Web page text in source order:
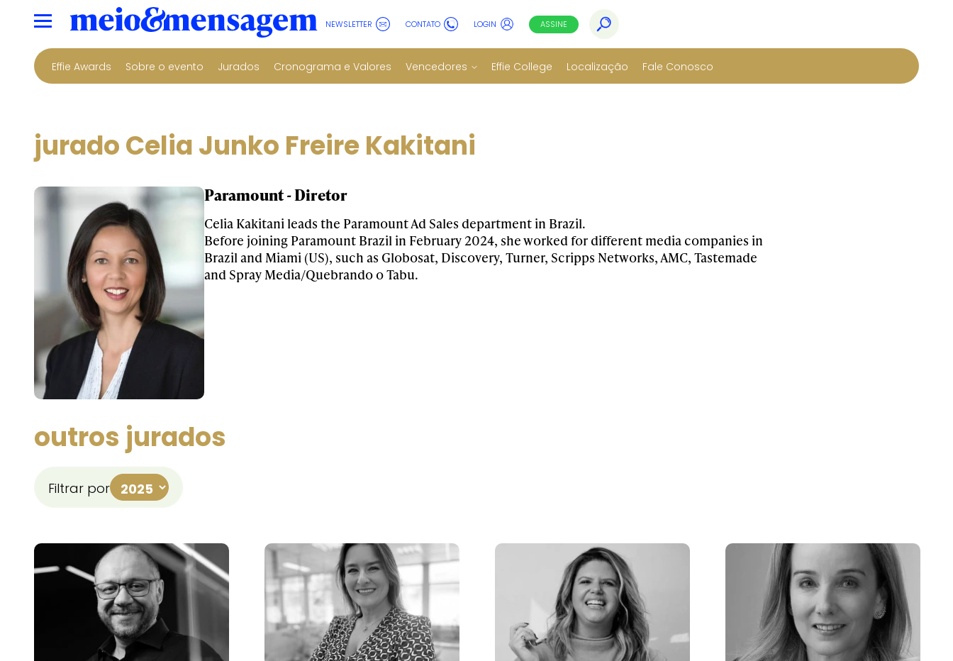
NEWSLETTER CONTATO LOGIN ASSINE
Effie Awards Sobre o evento Jurados Cronograma e Valores Vencedores Effie College Localização Fale Conosco
jurado Celia Junko Freire Kakitani
Paramount - Diretor
Celia Kakitani leads the Paramount Ad Sales department in Brazil.
Before joining Paramount Brazil in February 2024, she worked for different media companies in
Brazil and Miami (US), such as Globosat, Discovery, Turner, Scripps Networks, AMC, Tastemade
and Spray Media/Quebrando o Tabu.
outros jurados
Filtrar por